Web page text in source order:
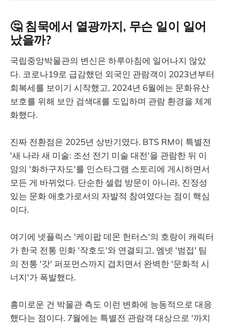
🤔 침묵에서 열광까지, 무슨 일이 일어
났을까?
국립중앙박물관의 변신은 하루아침에 일어나지 않았
다. 코로나19로 급감했던 외국인 관람객이 2023년부터
회복세를 보이기 시작했고, 2024년 6월에는 문화유산
보호를 위해 보안 검색대를 도입하며 관람 환경을 체계
화했다.
진짜 전환점은 2025년 상반기였다. BTS RM이 특별전
'새 나라 새 미술: 조선 전기 미술 대전'을 관람한 뒤 이
암의 '화하구자도'를 인스타그램 스토리에 게시하면서
모든 게 바뀌었다. 단순한 셀럽 방문이 아니라, 진정성
있는 문화 애호가로서의 자발적 참여였다는 점이 핵심
이다.
여기에 넷플릭스 '케이팝 데몬 헌터스'의 호랑이 캐릭터
가 한국 전통 민화 '작호도'와 연결되고, 엠넷 '범접' 팀
의 전통 '갓' 퍼포먼스까지 겹치면서 완벽한 '문화적 시
너지'가 폭발했다.
흥미로운 건 박물관 측도 이런 변화에 능동적으로 대응
했다는 점이다. 7월에는 특별전 관람객 대상으로 '까치